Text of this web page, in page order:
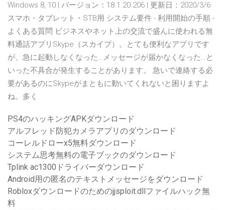
Windows 8, 10 | バージョン：18.1.20.206 | 更新日：2020/3/6
スマホ・タブレット・STB用 システム要件 - 利用開始の手順 -
よくある質問 ビジネスやネット上の交流で盛んに使われる無
料通話アプリSkype（スカイプ）。とても便利なアプリです
が、急に起動しなくなった…メッセージが届かなくなった…と
いった不具合が発生することがあります。 急いで連絡する必
要があるのにSkypeがまともに動いてくれないと困りますよ
ね。多く
PS4のハッキングAPKダウンロード
アルフレッド防犯カメラアプリのダウンロード
コーレルドローx5無料ダウンロード
システム思考無料の電子ブックのダウンロード
Tplink ac1300ドライバーダウンロード
Android用の匿名のテキストメッセージをダウンロード
Robloxダウンロードのためのjjsploit.dllファイルハック無
料